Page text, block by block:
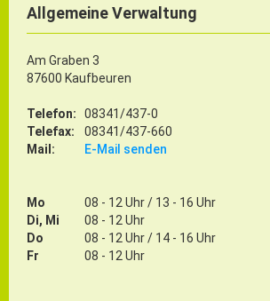
Willkommen in der Altstadt
Integration & Vielfalt
Allgemeine Verwaltung
Am Graben 3
87600 Kaufbeuren
Telefon:
08341/437-0
Telefax:
08341/437-660
Mail:
E-Mail senden
Mo
08 - 12 Uhr / 13 - 16 Uhr
Di, Mi
08 - 12 Uhr
Do
08 - 12 Uhr / 14 - 16 Uhr
Fr
08 - 12 Uhr